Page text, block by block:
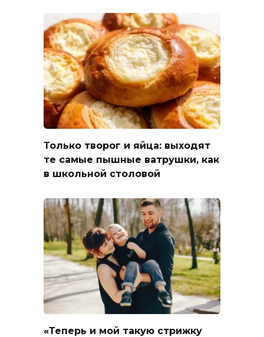
Только творог и яйца: выходят
те самые пышные ватрушки, как
в школьной столовой
«Теперь и мой такую стрижку